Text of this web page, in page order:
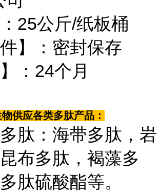
：25公斤/纸板桶
件】：密封保存
：24个月
供应各类多肽产品：
肽：海带多肽，岩
布多肽，褐藻多
肽硫酸酯等。